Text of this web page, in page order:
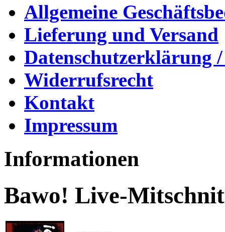
Allgemeine
Lieferung und Versand
Datenschutzerklärung
Widerrufsrecht
Kontakt
Impressum
Informationen
Bawo! Live-